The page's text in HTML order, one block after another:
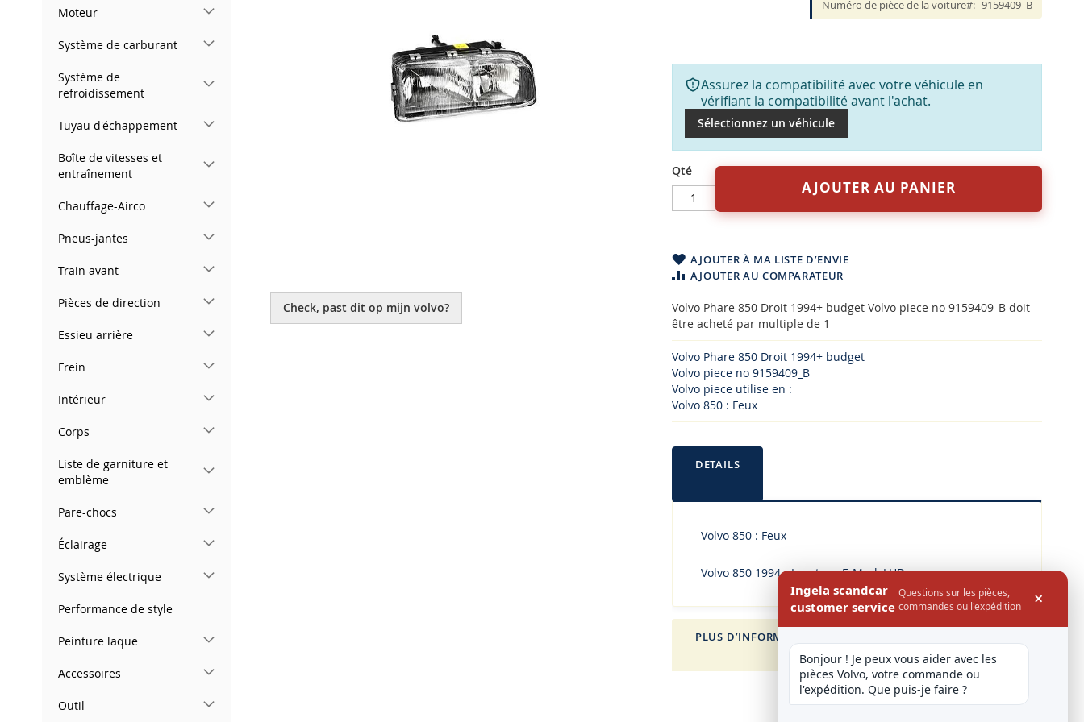
to
the
beginning
Numéro de pièce de la voiture 9159409_B
Assurez la compatibilité avec votre véhicule en
vérifiant la compatibilité avant l'achat.
Sélectionnez un véhicule
Qté
AJOUTER AU PANIER
AJOUTER À MA LISTE D’ENVIE
AJOUTER AU COMPARATEUR
Volvo Phare 850 Droit 1994+ budget Volvo piece no 9159409_B doit
être acheté par multiple de 1
Volvo Phare 850 Droit 1994+ budget
Volvo piece no 9159409_B
Volvo piece utilise en :
Volvo 850 : Feux
DETAILS
Volvo 850 : Feux
Volvo 850 1994 - Low type E-Mark LHD
PLUS D’INFORMATION
Check, past dit op mijn volvo?
Moteur
Système de carburant
Système de
refroidissement
Tuyau d'échappement
Boîte de vitesses et
entraînement
Chauffage-Airco
Pneus-jantes
Train avant
Pièces de direction
Essieu arrière
Frein
Intérieur
Corps
Liste de garniture et
emblème
Pare-chocs
Éclairage
Système électrique
Performance de style
Peinture laque
Accessoires
Outil
Ingela scandcar
customer service
Questions sur les pièces,
commandes ou l'expédition
×
Bonjour ! Je peux vous aider avec les
pièces Volvo, votre commande ou
l'expédition. Que puis-je faire ?